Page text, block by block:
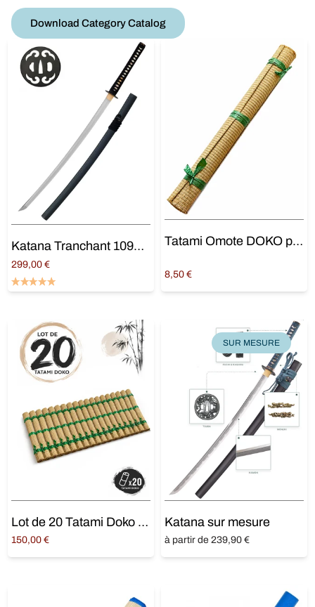
Download Category Catalog
Katana Tranchant 1095 « Kotai »
299,00 €
Ajouter au panier
Tatami Omote DOKO pour Tameshigiri
8,50 €
Ajouter au panier
Lot de 20 Tatami Doko pour Tameshigiri
150,00 €
Ajouter au panier
SUR MESURE
Katana sur mesure
à partir de 239,90 €
Ajouter au panier